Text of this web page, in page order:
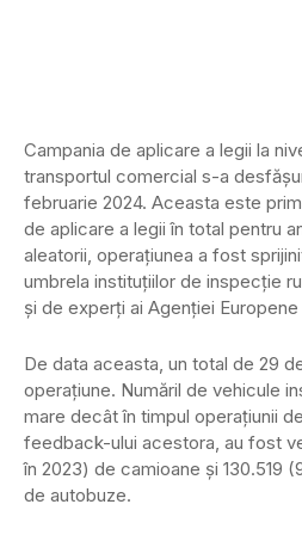
Campania de aplicare a legii la
transportul comercial s-a
februarie 2024. Aceasta este
de aplicare a legii în total pentru
aleatorii, operațiunea a fost
umbrela instituțiilor de inspecție
și de experți ai Agenției
De data aceasta, un total de 29
operațiune. Număril de vehicule
mare decât în timpul operațiunii
feedback-ului acestora, au fost
în 2023) de camioane și 130.519
de autobuze.